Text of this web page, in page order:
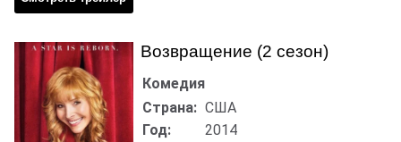
Возвращение (2 сезон)
Комедия
Страна: США
Год:
2014